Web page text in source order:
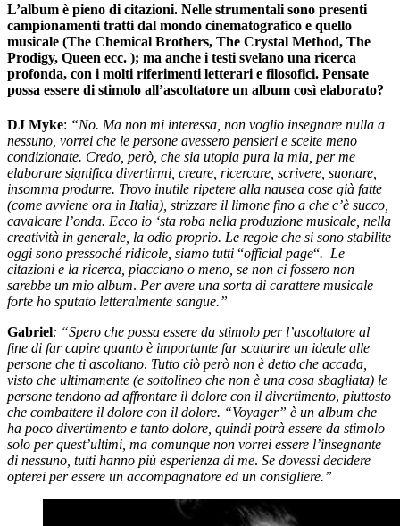
L’album è pieno di citazioni. Nelle strumentali sono presenti
campionamenti tratti dal mondo cinematografico e quello
musicale (The Chemical Brothers, The Crystal Method, The
Prodigy, Queen ecc. ); ma anche i testi svelano una ricerca
profonda, con i molti riferimenti letterari e filosofici. Pensate
possa essere di stimolo all’ascoltatore un album così elaborato?
DJ Myke: “No. Ma non mi interessa, non voglio insegnare nulla a
nessuno, vorrei che le persone avessero pensieri e scelte meno
condizionate. Credo, però, che sia utopia pura la mia, per me
elaborare significa divertirmi, creare, ricercare, scrivere, suonare,
insomma produrre. Trovo inutile ripetere alla nausea cose già fatte
(come avviene ora in Italia), strizzare il limone fino a che c’è succo,
cavalcare l’onda. Ecco io ‘sta roba nella produzione musicale, nella
creatività in generale, la odio proprio. Le regole che si sono stabilite
oggi sono pressoché ridicole, siamo tutti “official page“. Le
citazioni e la ricerca, piacciano o meno, se non ci fossero non
sarebbe un mio album. Per avere una sorta di carattere musicale
forte ho sputato letteralmente sangue.”
Gabriel: “Spero che possa essere da stimolo per l’ascoltatore al
fine di far capire quanto è importante far scaturire un ideale alle
persone che ti ascoltano. Tutto ciò però non è detto che accada,
visto che ultimamente (e sottolineo che non è una cosa sbagliata) le
persone tendono ad affrontare il dolore con il divertimento, piuttosto
che combattere il dolore con il dolore. “Voyager” è un album che
ha poco divertimento e tanto dolore, quindi potrà essere da stimolo
solo per quest’ultimi, ma comunque non vorrei essere l’insegnante
di nessuno, tutti hanno più esperienza di me. Se dovessi decidere
opterei per essere un accompagnatore ed un consigliere.”